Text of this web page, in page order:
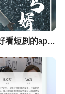
圆通等10余家
选寄件、官方
、快递柜寄
务
下单
观看各种好看短剧的app合集